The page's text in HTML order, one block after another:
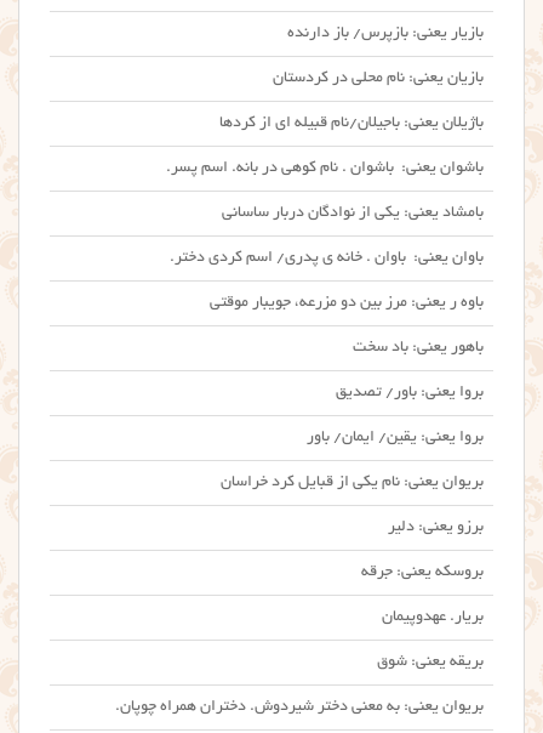
بازیار یعنی: بازپرس/ باز دارنده
بازیان یعنی: نام محلی در کردستان
باژیلان یعنی: باجیلان/نام قبیله ای از کردها
باشوان یعنی: باشوان . نام کوهی در بانه. اسم پسر.
بامشاد یعنی: یکی از نوادگان دربار ساسانی
باوان یعنی: باوان . خانه ی پدری/ اسم کردی دختر.
باوه ر یعنی: مرز بین دو مزرعه، جویبار موقتی
باهور یعنی: باد سخت
بروا یعنی: باور/ تصدیق
بروا یعنی: یقین/ ایمان/ باور
بریوان یعنی: نام یکی از قبایل کرد خراسان
برزو یعنی: دلیر
بروسکه یعنی: جرقه
بریار. عهدوپیمان
بریقه یعنی: شوق
بریوان یعنی: به معنی دختر شیردوش. دختران همراه چوپان.